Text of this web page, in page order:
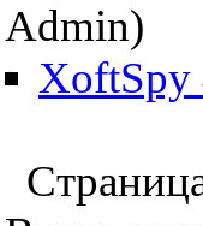
Admin)
XoftSpy